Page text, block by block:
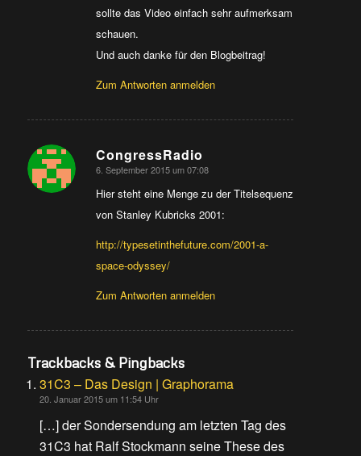
sollte das Video einfach sehr aufmerksam
schauen.
Und auch danke für den Blogbeitrag!
Zum Antworten anmelden
CongressRadio
sagte:
6. September 2015 um 07:08
Hier steht eine Menge zu der Titelsequenz
von Stanley Kubricks 2001:
http://typesetinthefuture.com/2001-a-
space-odyssey/
Zum Antworten anmelden
Trackbacks & Pingbacks
31C3 – Das Design | Graphorama
20. Januar 2015 um 11:54 Uhr
[…] der Sondersendung am letzten Tag des
31C3 hat Ralf Stockmann seine These des